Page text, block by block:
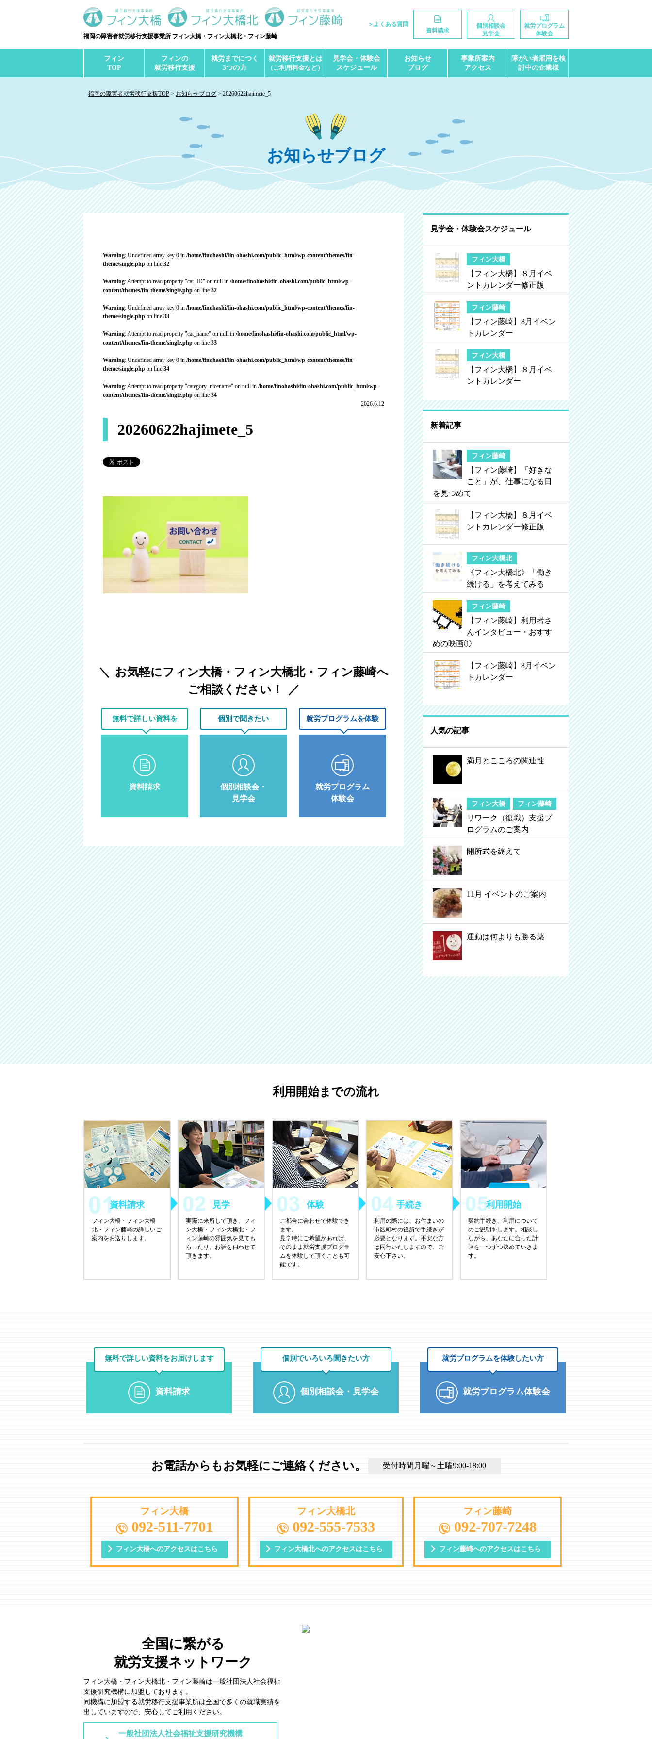
福岡の障害者就労移行支援事業所 フィン大橋・フィン大橋北・フィン藤崎
＞よくある質問
資料請求
個別相談会
見学会
就労プログラム
体験会
フィン
TOP
フィンの
就労移行支援
就労までにつく
3つの力
就労移行支援とは
（ご利用料金など）
見学会・体験会
スケジュール
お知らせ
ブログ
事業所案内
アクセス
障がい者雇用を検
討中の企業様
福岡の障害者就労移行支援TOP お知らせブログ 20260622hajimete_5
お知らせブログ
Warning: Undefined array key 0 in /home/finohashi/fin-ohashi.com/public_html/wp-content/themes/fin-
theme/single.php on line 32
Warning: Attempt to read property "cat_ID" on null in /home/finohashi/fin-ohashi.com/public_html/wp-
content/themes/fin-theme/single.php on line 32
Warning: Undefined array key 0 in /home/finohashi/fin-ohashi.com/public_html/wp-content/themes/fin-
theme/single.php on line 33
Warning: Attempt to read property "cat_name" on null in /home/finohashi/fin-ohashi.com/public_html/wp-
content/themes/fin-theme/single.php on line 33
Warning: Undefined array key 0 in /home/finohashi/fin-ohashi.com/public_html/wp-content/themes/fin-
theme/single.php on line 34
Warning: Attempt to read property "category_nicename" on null in /home/finohashi/fin-ohashi.com/public_html/wp-
content/themes/fin-theme/single.php on line 34
2026.6.12
20260622hajimete_5
お気軽にフィン大橋・フィン大橋北・フィン藤崎へ
ご相談ください！
無料で詳しい資料を
資料請求
個別で聞きたい
個別相談会・
見学会
就労プログラムを体験
就労プログラム
体験会
見学会・体験会スケジュール
フィン大橋
【フィン大橋】８月イベ
ントカレンダー修正版
フィン藤崎
【フィン藤崎】8月イベン
トカレンダー
フィン大橋
【フィン大橋】８月イベ
ントカレンダー
新着記事
フィン藤崎
【フィン藤崎】「好きな
こと」が、仕事になる日
を見つめて
【フィン大橋】８月イベ
ントカレンダー修正版
フィン大橋北
《フィン大橋北》「働き
続ける」を考えてみる
フィン藤崎
【フィン藤崎】利用者さ
んインタビュー・おすす
めの映画①
【フィン藤崎】8月イベン
トカレンダー
人気の記事
満月とこころの関連性
フィン大橋 フィン藤崎
リワーク（復職）支援プ
ログラムのご案内
開所式を終えて
11月 イベントのご案内
運動は何よりも勝る薬
利用開始までの流れ
資料請求
フィン大橋・フィン大橋
北・フィン藤崎の詳しいご
案内をお送りします。
見学
実際に来所して頂き、フィ
ン大橋・フィン大橋北・フ
ィン藤崎の雰囲気を見ても
らったり、お話を伺わせて
頂きます。
体験
ご都合に合わせて体験でき
ます。
見学時にご希望があれば、
そのまま就労支援プログラ
ムを体験して頂くことも可
能です。
手続き
利用の際には、お住まいの
市区町村の役所で手続きが
必要となります。不安な方
は同行いたしますので、ご
安心下さい。
利用開始
契約手続き、利用について
のご説明をします。相談し
ながら、あなたに合った計
画を一つずつ決めていきま
す。
無料で詳しい資料をお届けします
資料請求
個別でいろいろ聞きたい方
個別相談会・見学会
就労プログラムを体験したい方
就労プログラム体験会
お電話からもお気軽にご連絡ください。 受付時間月曜～土曜9:00-18:00
フィン大橋
092-511-7701
フィン大橋へのアクセスはこちら
フィン大橋北
092-555-7533
フィン大橋北へのアクセスはこちら
フィン藤崎
092-707-7248
フィン藤崎へのアクセスはこちら
全国に繋がる
就労支援ネットワーク
フィン大橋・フィン大橋北・フィン藤崎は一般社団法⼈社会福祉
⽀援研究機構に加盟しております。
同機構に加盟する就労移⾏⽀援事業所は全国で多くの就職実績を
出していますので、安⼼してご利⽤ください。
一般社団法人社会福祉支援研究機構